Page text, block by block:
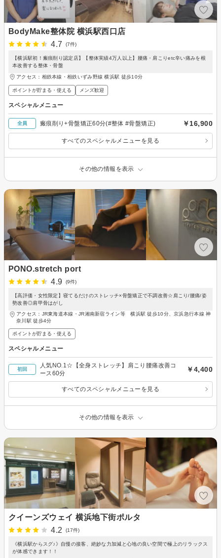
BodyMake整体院 横浜駅西口店
4.7
(7件)
【横浜駅初！瘢痕削り認定店】【整体実績4万人以上】腰痛・肩こりetc辛い痛みを根
本改善する整体・骨盤
アクセス：相鉄本線・相鉄いずみ野線 横浜駅 徒歩10分
ポイントが貯まる・使える メンズ歓迎
スペシャルメニュー
全員 瘢痕削り+骨盤矯正60分(#整体 #骨盤矯正) ￥16,900
すべてのスペシャルメニューを見る
その他の情報を表示
PONO.stretch port
4.9
(9件)
【高評価・女性限定】寝てるだけのストレッチ×骨盤矯正で不調改善☆肩こり/腰痛/姿
勢改善◎肩甲骨はがし
アクセス：JR東海道本線・JR湘南新宿ライン等 横浜駅 徒歩10分、京浜急行本線 神
奈川駅 徒歩4分
ポイントが貯まる・使える
スペシャルメニュー
初回
人気NO.1☆【全身ストレッチ】肩こり腰痛改善コ
ース60分
￥4,400
すべてのスペシャルメニューを見る
その他の情報を表示
クイーンズウェイ 横浜地下街ポルタ
4.2
(17件)
《横浜駅からスグ♪》自慢の接客、絶妙な力加減と心地の良い空間で極上のリラックス
が体感できます！！